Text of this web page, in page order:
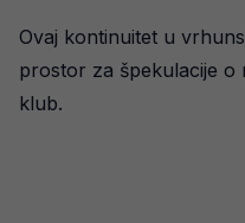
Ovaj kontinuitet u
prostor za špekulacije o
klub.